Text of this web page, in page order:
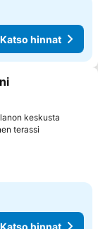
Katso hinnat
keskusta
terassi
Katso hinnat